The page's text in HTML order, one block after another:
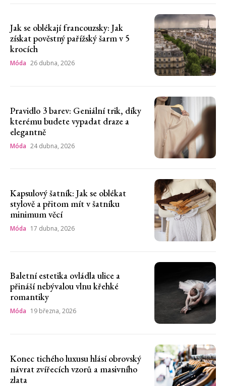
Jak se oblékají francouzsky: Jak
získat pověstný pařížský šarm v 5
krocích
Móda 26 dubna, 2026
Pravidlo 3 barev: Geniální trik, díky
kterému budete vypadat draze a
elegantně
Móda 24 dubna, 2026
Kapsulový šatník: Jak se oblékat
stylově a přitom mít v šatníku
minimum věcí
Móda 17 dubna, 2026
Baletní estetika ovládla ulice a
přináší nebývalou vlnu křehké
romantiky
Móda 19 března, 2026
Konec tichého luxusu hlásí obrovský
návrat zvířecích vzorů a masivního
zlata